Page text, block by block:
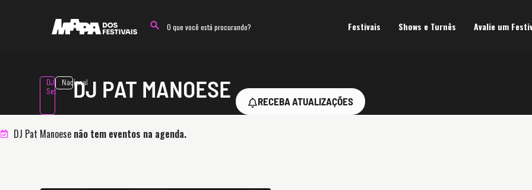
Festivais Shows e Turnês Avalie um
DJ
Set
Nacional
DJ PAT MANOESE RECEBA ATUALIZAÇÕES
DJ Pat Manoese não tem eventos na agenda.